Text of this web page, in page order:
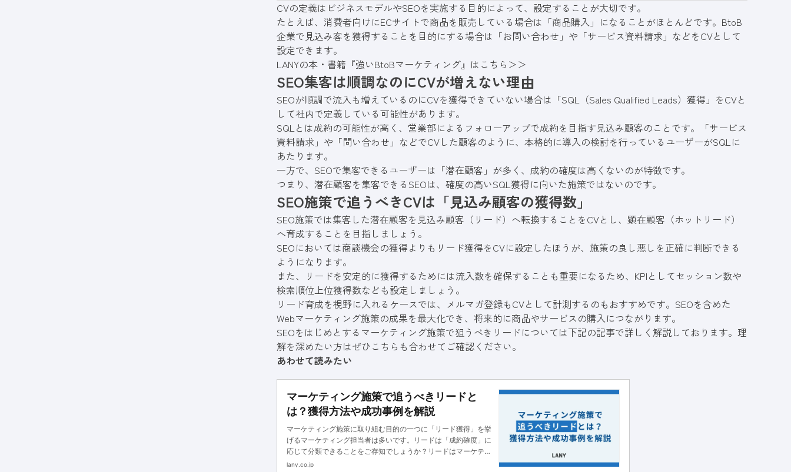
CVの定義はビジネスモデルやSEOを実施する目的によって、設定することが大切です。
たとえば、消費者向けにECサイトで商品を販売している場合は「商品購入」になることがほとんどです。BtoB
企業で見込み客を獲得することを目的にする場合は「お問い合わせ」や「サービス資料請求」などをCVとして
設定できます。
LANYの本・書籍『強いBtoBマーケティング』はこちら＞＞
SEO集客は順調なのにCVが増えない理由
SEOが順調で流入も増えているのにCVを獲得できていない場合は「SQL（Sales Qualified Leads）獲得」をCVと
して社内で定義している可能性があります。
SQLとは成約の可能性が高く、営業部によるフォローアップで成約を目指す見込み顧客のことです。「サービス
資料請求」や「問い合わせ」などでCVした顧客のように、本格的に導入の検討を行っているユーザーがSQLに
あたります。
一方で、SEOで集客できるユーザーは「潜在顧客」が多く、成約の確度は高くないのが特徴です。
つまり、潜在顧客を集客できるSEOは、確度の高いSQL獲得に向いた施策ではないのです。
SEO施策で追うべきCVは「見込み顧客の獲得数」
SEO施策では集客した潜在顧客を見込み顧客（リード）へ転換することをCVとし、顕在顧客（ホットリード）
へ育成することを目指しましょう。
SEOにおいては商談機会の獲得よりもリード獲得をCVに設定したほうが、施策の良し悪しを正確に判断できる
ようになります。
また、リードを安定的に獲得するためには流入数を確保することも重要になるため、KPIとしてセッション数や
検索順位上位獲得数なども設定しましょう。
リード育成を視野に入れるケースでは、メルマガ登録もCVとして計測するのもおすすめです。SEOを含めた
Webマーケティング施策の成果を最大化でき、将来的に商品やサービスの購入につながります。
SEOをはじめとするマーケティング施策で狙うべきリードについては下記の記事で詳しく解説しております。理
解を深めたい方はぜひこちらも合わせてご確認ください。
あわせて読みたい
マーケティング施策で追うべきリードと
は？獲得方法や成功事例を解説
マーケティング施策に取り組む目的の一つに「リード獲得」を挙
げるマーケティング担当者は多いです。リードは「成約確度」に
応じて分類できることをご存知でしょうか？リードはマーケティ
ング部門だけでなく、営業部門にとっても重要な指標として用い
lany.co.jp